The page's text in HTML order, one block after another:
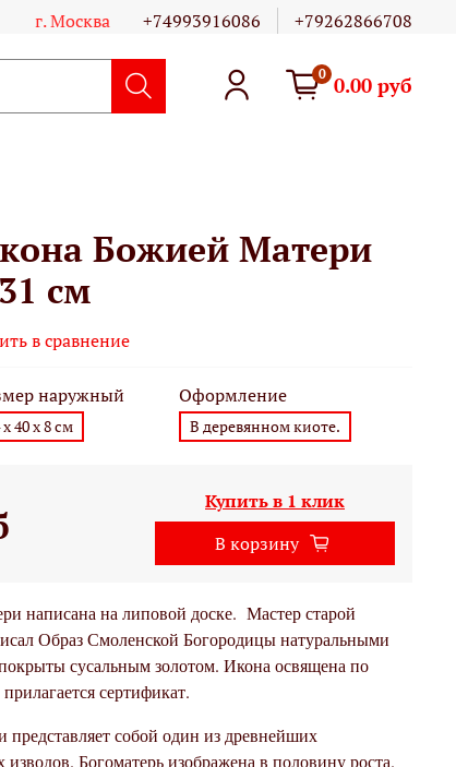
г. Москва +74993916086 +79262866708
0 0.00 руб
Божией Матери
см
в сравнение
наружный
х 40 х 8 см
Оформление
В деревянном киоте.
Купить в 1 клик
В корзину
написана на липовой доске. Мастер старой
Образ Смоленской Богородицы натуральными
сусальным золотом. Икона освящена по
сертификат.
собой один из древнейших
Богоматерь изображена в половину роста.